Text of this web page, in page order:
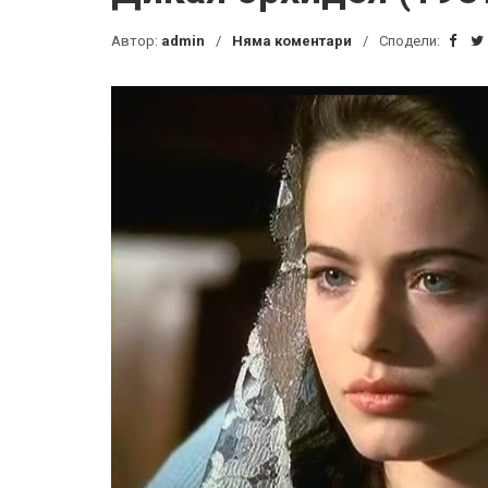
Автор: admin Няма коментари Сподели: